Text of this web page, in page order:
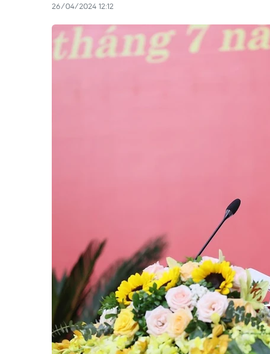
26/04/2024 12:12